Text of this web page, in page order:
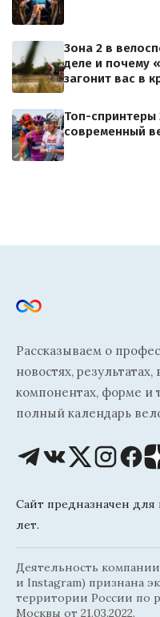
Зона 2 в
деле и почему
загонит вас в
Топ-спринтеры
современный
Рассказываем о
новостях,
компонентах, форме
полный календарь
Сайт предназначен для
лет.
Деятельность
и Instagram) признана
территории России по
Москвы от 21.03.2022.